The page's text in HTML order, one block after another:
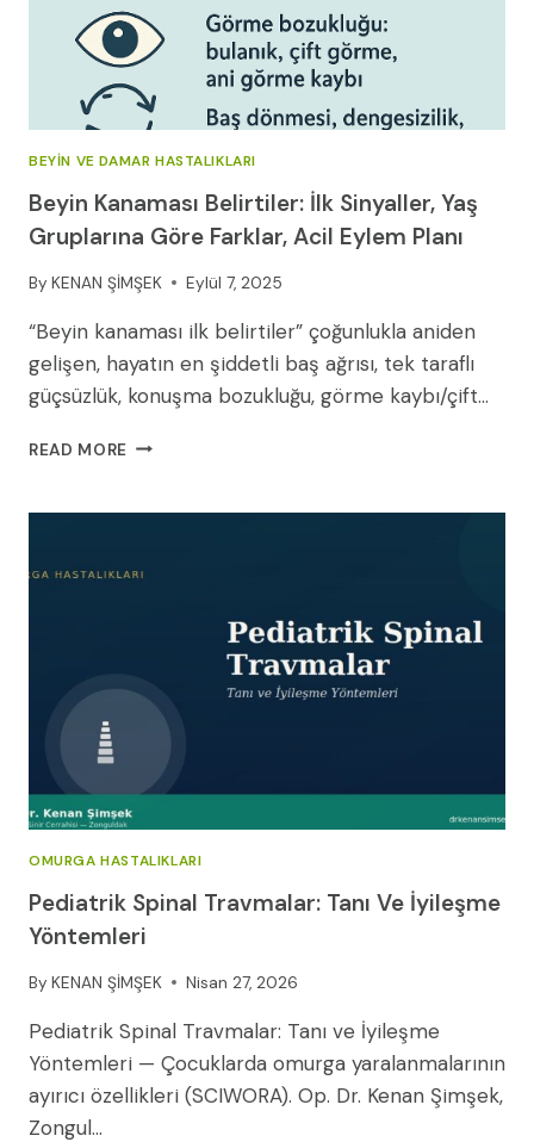
BEYIN VE DAMAR HASTALIKLARI
Beyin Kanaması Belirtiler: İlk Sinyaller, Yaş
Gruplarına Göre Farklar, Acil Eylem Planı
By KENAN ŞİMŞEK Eylül 7, 2025
“Beyin kanaması ilk belirtiler” çoğunlukla aniden
gelişen, hayatın en şiddetli baş ağrısı, tek taraflı
güçsüzlük, konuşma bozukluğu, görme kaybı/çift…
READ MORE BEYIN
İLK
YAŞ
EYLEM
PLANI
OMURGA HASTALIKLARI
Pediatrik Spinal Travmalar: Tanı Ve İyileşme
Yöntemleri
By KENAN ŞİMŞEK Nisan 27, 2026
Pediatrik Spinal Travmalar: Tanı ve İyileşme
Yöntemleri — Çocuklarda omurga yaralanmalarının
ayırıcı özellikleri (SCIWORA). Op. Dr. Kenan Şimşek,
Zongul…